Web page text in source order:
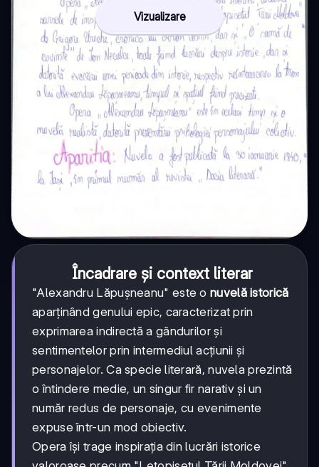
Vizualizare
Încadrare și context literar
"Alexandru Lăpușneanu" este o nuvelă istorică
aparținând genului epic, caracterizat prin
exprimarea indirectă a gândurilor și
sentimentelor prin intermediul acțiunii și
personajelor. Ca specie literară, nuvela prezintă
o întindere medie, un singur fir narativ și un
număr redus de personaje, cu evenimente
expuse într-un mod obiectiv.
Opera își trage inspirația din lucrări istorice